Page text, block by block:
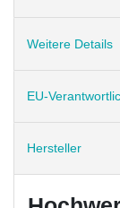
Weitere Details
EU-
Hersteller